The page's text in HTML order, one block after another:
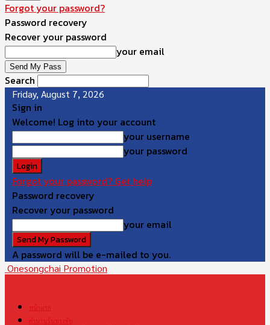
Forgot your password?
Password recovery
Recover your password
your email
Search
Friday, August 7, 2026
Sign in
Welcome! Log into your account
your username
your password
Forgot your password? Get help
Password recovery
Recover your password
your email
A password will be e-mailed to you.
Onesongchai Promotion
หน้าแรก
ตำนานวันทรงชัย